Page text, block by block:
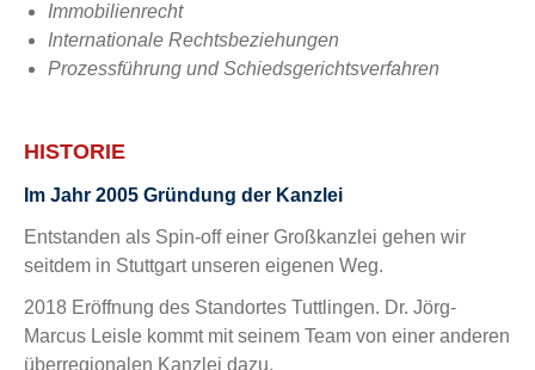
Immobilienrecht
Internationale Rechtsbeziehungen
Prozessführung und Schiedsgerichtsverfahren
HISTORIE
Im Jahr 2005 Gründung der Kanzlei
Entstanden als Spin-off einer Großkanzlei gehen wir
seitdem in Stuttgart unseren eigenen Weg.
2018 Eröffnung des Standortes Tuttlingen. Dr. Jörg-
Marcus Leisle kommt mit seinem Team von einer anderen
überregionalen Kanzlei dazu.